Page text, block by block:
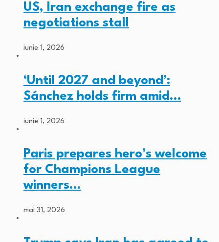
US, Iran exchange fire as
negotiations stall
iunie 1, 2026
‘Until 2027 and beyond’:
Sánchez holds firm amid…
iunie 1, 2026
Paris prepares hero’s welcome
for Champions League
winners…
mai 31, 2026